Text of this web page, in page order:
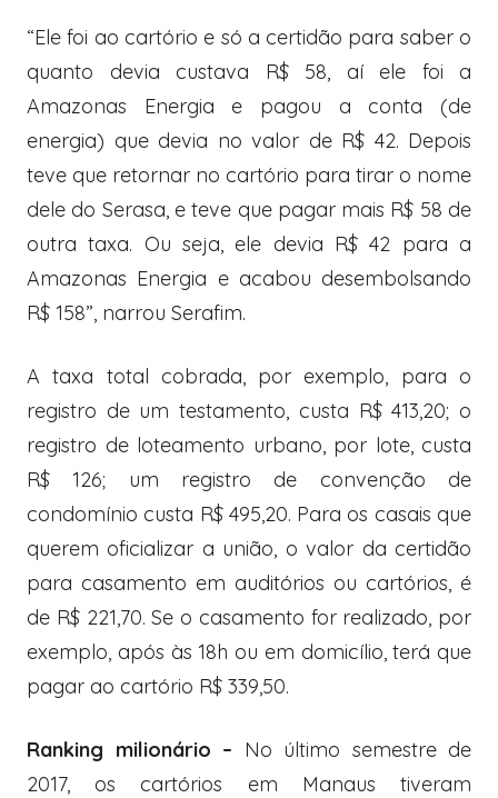
“Ele foi ao cartório e só a certidão para saber o
quanto devia custava R$ 58, aí ele foi a
Amazonas Energia e pagou a conta (de
energia) que devia no valor de R$ 42. Depois
teve que retornar no cartório para tirar o nome
dele do Serasa, e teve que pagar mais R$ 58 de
outra taxa. Ou seja, ele devia R$ 42 para a
Amazonas Energia e acabou desembolsando
R$ 158”, narrou Serafim.
A taxa total cobrada, por exemplo, para o
registro de um testamento, custa R$ 413,20; o
registro de loteamento urbano, por lote, custa
R$ 126; um registro de convenção de
condomínio custa R$ 495,20. Para os casais que
querem oficializar a união, o valor da certidão
para casamento em auditórios ou cartórios, é
de R$ 221,70. Se o casamento for realizado, por
exemplo, após às 18h ou em domicílio, terá que
pagar ao cartório R$ 339,50.
Ranking milionário – No último semestre de
2017, os cartórios em Manaus tiveram